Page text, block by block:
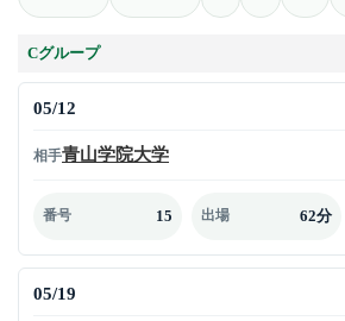
Cグループ
05/12
相手青山学院大学
番号 15 出場 62分
05/19